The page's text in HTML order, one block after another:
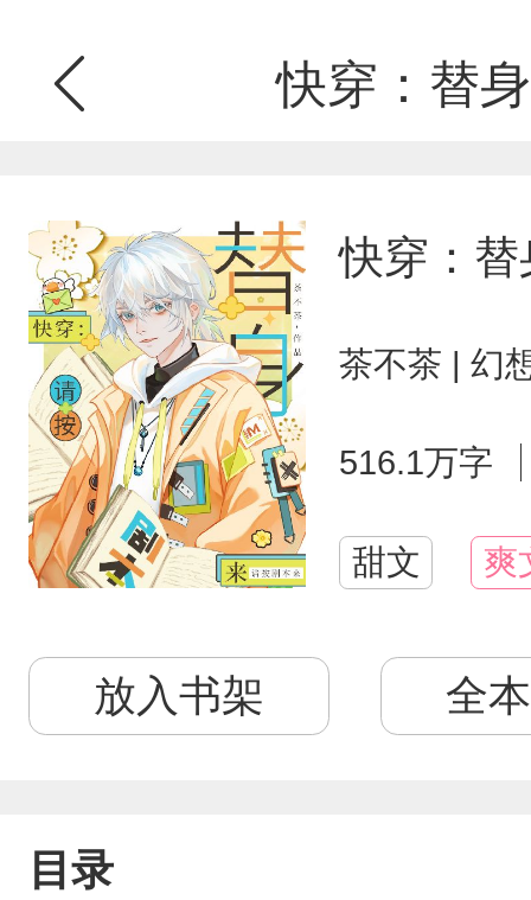
快穿：替
快穿：
茶不茶 | 幻
516.1万字
甜文 爽
放入书架 全
目录